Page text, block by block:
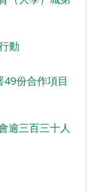
動
份合作項目
逾三百三十人